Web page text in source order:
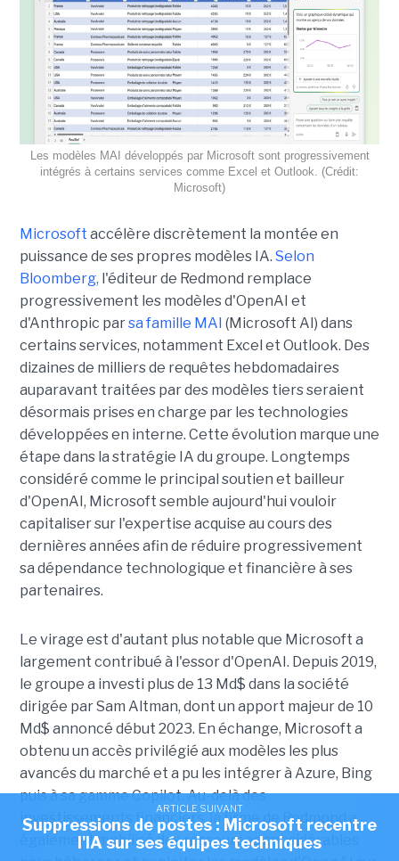
Les modèles MAI développés par Microsoft sont progressivement
intégrés à certains services comme Excel et Outlook. (Crédit:
Microsoft)
Microsoft accélère discrètement la montée en
puissance de ses propres modèles IA. Selon
Bloomberg, l'éditeur de Redmond remplace
progressivement les modèles d'OpenAI et
d'Anthropic parsa famille MAI (Microsoft AI) dans
certains services, notamment Excel et Outlook. Des
dizaines de milliers de requêtes hebdomadaires
auparavant traitées par des modèles tiers seraient
désormais prises en charge par les technologies
développées en interne. Cette évolution marque une
étape dans la stratégie IA du groupe. Longtemps
considéré comme le principal soutien et bailleur
d'OpenAI, Microsoft semble aujourd'hui vouloir
capitaliser sur l'expertise acquise au cours des
dernières années afin de réduire progressivement
sa dépendance technologique et financière à ses
partenaires.
Le virage est d'autant plus notable que Microsoft a
largement contribué à l'essor d'OpenAI. Depuis 2019,
le groupe a investi plus de 13 Md$ dans la société
dirigée par Sam Altman, dont un apport majeur de 10
Md$ annoncé début 2023. En échange, Microsoft a
obtenu un accès privilégié aux modèles les plus
avancés du marché et a pu les intégrer à Azure, Bing
puis à sa gamme Copilot. Au-delà des
investissements financiers, la firme de Redmond a
également mobilisé des ressources considérables
ARTICLE SUIVANT
Suppressions de postes : Microsoft recentre
l'IA sur ses équipes techniques